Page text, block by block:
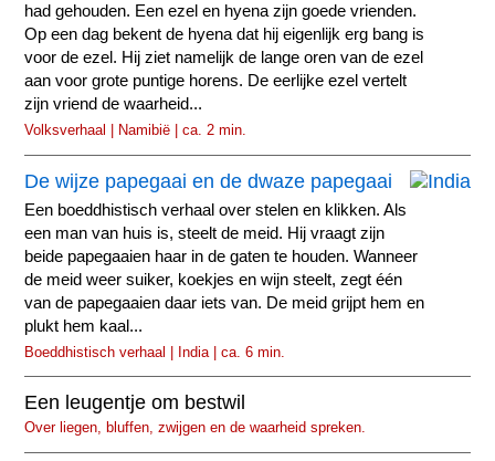
had gehouden. Een ezel en hyena zijn goede vrienden.
Op een dag bekent de hyena dat hij eigenlijk erg bang is
voor de ezel. Hij ziet namelijk de lange oren van de ezel
aan voor grote puntige horens. De eerlijke ezel vertelt
zijn vriend de waarheid...
Volksverhaal | Namibië | ca. 2 min.
De wijze papegaai en de dwaze papegaai
Een boeddhistisch verhaal over stelen en klikken. Als
een man van huis is, steelt de meid. Hij vraagt zijn
beide papegaaien haar in de gaten te houden. Wanneer
de meid weer suiker, koekjes en wijn steelt, zegt één
van de papegaaien daar iets van. De meid grijpt hem en
plukt hem kaal...
Boeddhistisch verhaal | India | ca. 6 min.
Een leugentje om bestwil
Over liegen, bluffen, zwijgen en de waarheid spreken.